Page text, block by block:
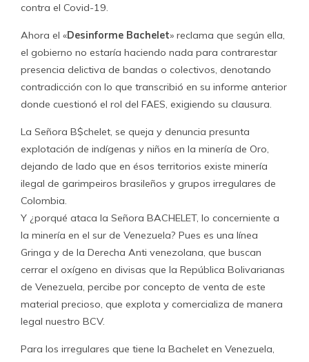
contra el Covid-19.
Ahora el «Desinforme Bachelet» reclama que según ella,
el gobierno no estaría haciendo nada para contrarestar
presencia delictiva de bandas o colectivos, denotando
contradicción con lo que transcribió en su informe anterior
donde cuestionó el rol del FAES, exigiendo su clausura.
La Señora B$chelet, se queja y denuncia presunta
explotación de indígenas y niños en la minería de Oro,
dejando de lado que en ésos territorios existe minería
ilegal de garimpeiros brasileños y grupos irregulares de
Colombia.
Y ¿porqué ataca la Señora BACHELET, lo concerniente a
la minería en el sur de Venezuela? Pues es una línea
Gringa y de la Derecha Anti venezolana, que buscan
cerrar el oxígeno en divisas que la República Bolivarianas
de Venezuela, percibe por concepto de venta de este
material precioso, que explota y comercializa de manera
legal nuestro BCV.
Para los irregulares que tiene la Bachelet en Venezuela,